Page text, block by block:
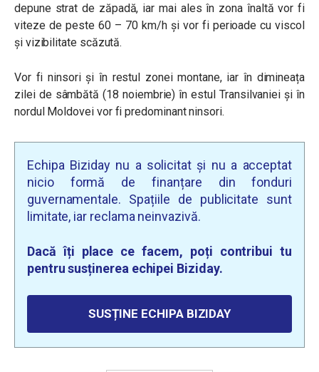
depune strat de zăpadă, iar mai ales în zona înaltă vor fi
viteze de peste 60 – 70 km/h și vor fi perioade cu viscol
și vizibilitate scăzută.
Vor fi ninsori și în restul zonei montane, iar în dimineața
zilei de sâmbătă (18 noiembrie) în estul Transilvaniei și în
nordul Moldovei vor fi predominant ninsori.
Echipa Biziday nu a solicitat și nu a acceptat
nicio formă de finanțare din fonduri
guvernamentale. Spațiile de publicitate sunt
limitate, iar reclama neinvazivă.
Dacă îți place ce facem, poți contribui tu
pentru susținerea echipei Biziday.
SUSȚINE ECHIPA BIZIDAY